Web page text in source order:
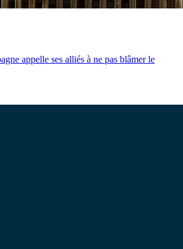
appelle ses alliés à ne pas blâmer le